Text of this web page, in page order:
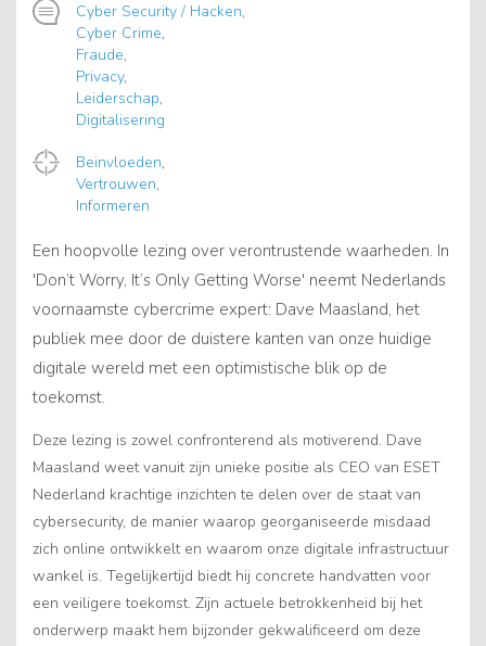
Cyber Security / Hacken,
Cyber Crime,
Fraude,
Privacy,
Leiderschap,
Digitalisering
Beinvloeden,
Vertrouwen,
Informeren
Een hoopvolle lezing over verontrustende waarheden. In
'Don’t Worry, It’s Only Getting Worse' neemt Nederlands
voornaamste cybercrime expert: Dave Maasland, het
publiek mee door de duistere kanten van onze huidige
digitale wereld met een optimistische blik op de
toekomst.
Deze lezing is zowel confronterend als motiverend. Dave
Maasland weet vanuit zijn unieke positie als CEO van ESET
Nederland krachtige inzichten te delen over de staat van
cybersecurity, de manier waarop georganiseerde misdaad
zich online ontwikkelt en waarom onze digitale infrastructuur
wankel is. Tegelijkertijd biedt hij concrete handvatten voor
een veiligere toekomst. Zijn actuele betrokkenheid bij het
onderwerp maakt hem bijzonder gekwalificeerd om deze